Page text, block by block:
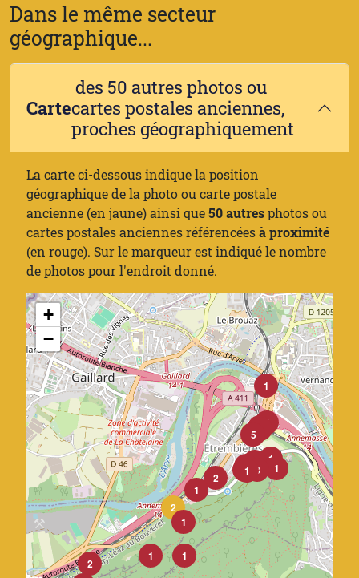
Dans le même secteur
géographique...
Carte
des 50 autres photos ou
cartes postales anciennes,
proches géographiquement
La carte ci-dessous indique la position
géographique de la photo ou carte postale
ancienne (en jaune) ainsi que50 autresphotos ou
cartes postales anciennes référencéesà proximité
(en rouge). Sur le marqueur est indiqué le nombre
de photos pour l'endroit donné.
2
1
1
1
1
2
81
1 3
2
1
5 11
1
1
1
+
−